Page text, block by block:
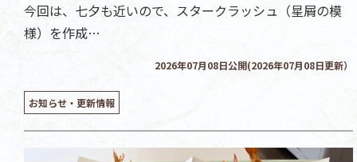
今回は、七夕も近いので、スタークラッシュ（星屑の模
様）を作成…
2026年07月08日公開(2026年07月08日更新）
お知らせ・更新情報